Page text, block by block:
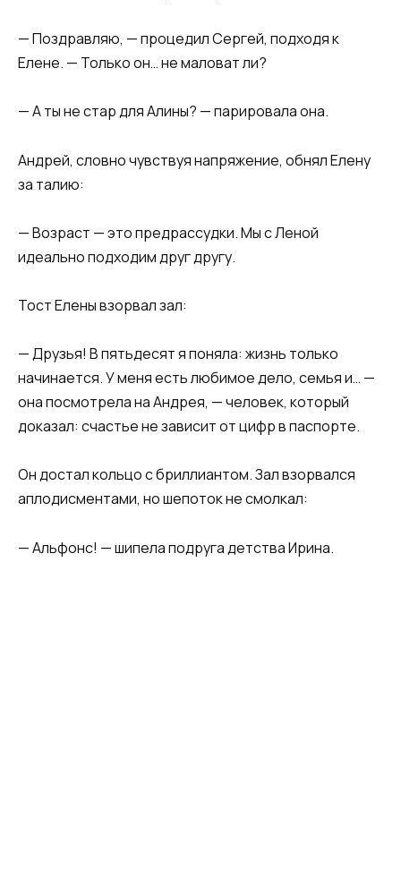
​— Поздравляю, — процедил Сергей, подходя к
Елене. — Только он… не маловат ли?​
​— А ты не стар для Алины? — парировала она.​
​Андрей, словно чувствуя напряжение, обнял Елену
за талию:​
​— Возраст — это предрассудки. Мы с Леной
идеально подходим друг другу.​
​Тост Елены взорвал зал:​
​— Друзья! В пятьдесят я поняла: жизнь только
начинается. У меня есть любимое дело, семья и… —
она посмотрела на Андрея, — человек, который
доказал: счастье не зависит от цифр в паспорте.​
​Он достал кольцо с бриллиантом. Зал взорвался
аплодисментами, но шепоток не смолкал:​
​— Альфонс! — шипела подруга детства Ирина.​